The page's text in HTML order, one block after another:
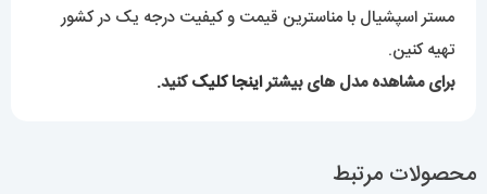
مستر اسپشیال با مناسترین قیمت و کیفیت درجه یک در کشور
تهیه کنین.
برای مشاهده مدل های بیشتراینجا کلیککنید.
محصولات مرتبط